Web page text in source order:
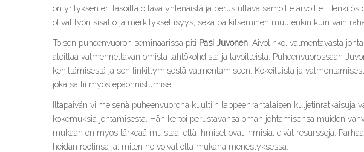
on yrityksen eri tasoilla oltava yhtenäistä ja perustuttava samoille arvoille.
olivat työn sisältö ja merkityksellisyys, sekä palkitseminen muutenkin kuin vain
Toisen puheenvuoron seminaarissa piti Pasi Juvonen , Aivolinko, valmentavasta
aloittaa valmennettavan omista lähtökohdista ja tavoitteista. Puheenvuorossaan
kehittämisestä ja sen linkittymisestä valmentamiseen. Kokeiluista ja
joka sallii myös epäonnistumiset.
Iltapäivän viimeisenä puheenvuorona kuultiin lappeenrantalaisen kuljetinratkaisuja
kokemuksia johtamisesta. Hän kertoi perustavansa oman johtamisensa muiden
mukaan on myös tärkeää muistaa, että ihmiset ovat ihmisiä, eivät resursseja.
heidän roolinsa ja, miten he voivat olla mukana menestyksessä.